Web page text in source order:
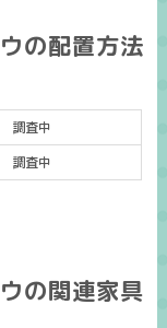
の配置方法
調査中
調査中
の関連家具